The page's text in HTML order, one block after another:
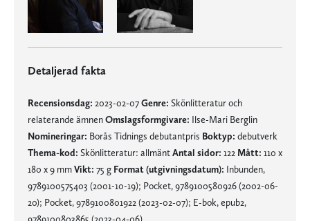
Detaljerad fakta
Recensionsdag: 2023-02-07Genre: Skönlitteratur och
relaterande ämnenOmslagsformgivare: Ilse-Mari Berglin
Nomineringar: Borås Tidnings debutantpris Boktyp: debutverk
Thema-kod: Skönlitteratur: allmäntAntal sidor: 122 Mått: 110 x
180 x 9 mmVikt: 75 g Format (utgivningsdatum): Inbunden,
9789100575403 (2001-10-19); Pocket, 9789100580926 (2002-06-
20); Pocket, 9789100801922 (2023-02-07); E-bok, epub2,